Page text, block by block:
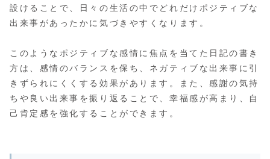
設けることで、日々の生活の中でどれだけポジティブな
出来事があったかに気づきやすくなります。
このようなポジティブな感情に焦点を当てた日記の書き
方は、感情のバランスを保ち、ネガティブな出来事に引
きずられにくくする効果があります。また、感謝の気持
ちや良い出来事を振り返ることで、幸福感が高まり、自
己肯定感を強化することができます。